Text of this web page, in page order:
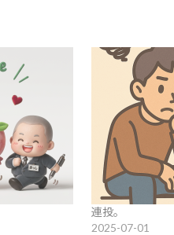
連投。
2025-07-01